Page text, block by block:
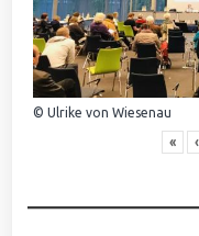
© Ulrike von Wiesenau
« ‹